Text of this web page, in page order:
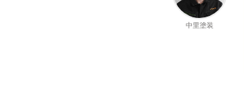
中里塗装